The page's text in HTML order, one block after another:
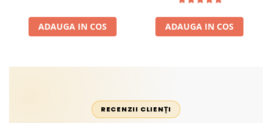
Liniar
ADAUGA IN COS ADAUGA IN COS
RECENZII CLIENȚI